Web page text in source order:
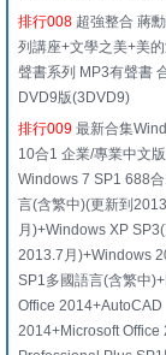
排行008 超強整合 蔣
列講座+文學之美+美
聲書系列 MP3有聲書
DVD9版(3DVD9)
排行009 最新合集
10合1 企業/專業中文
Windows 7 SP1 688
言(含繁中)(更新到
月)+Windows XP SP3(
2013.7月)+Windows
SP1多國語言(含繁中
Office 2014+AutoCAD
2014+Microsoft Office